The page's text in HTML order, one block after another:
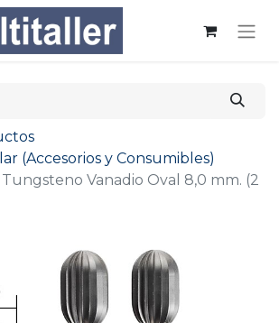
(Accesorios y Consumibles)
Tungsteno Vanadio Oval 8,0 mm. (2